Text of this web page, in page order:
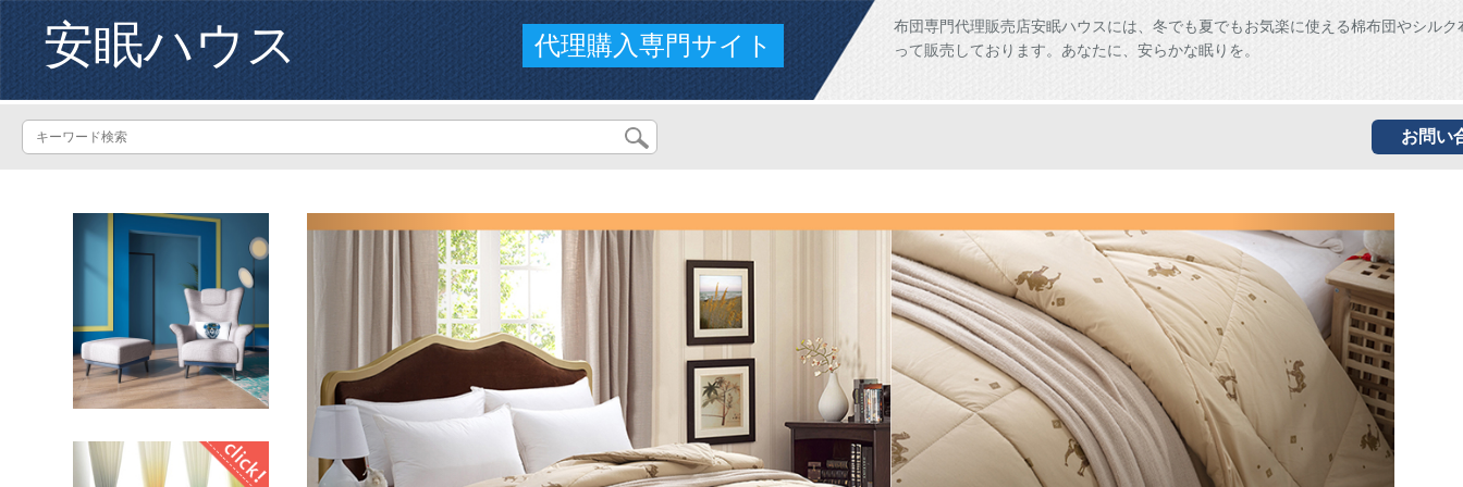
安眠ハウス 代理購入専門サイト
布団専門代理販売店安眠ハウスには、冬でも夏でもお気楽に使える棉布団やシルク
って販売しております。あなたに、安らかな眠りを。
お問い
Previous Next